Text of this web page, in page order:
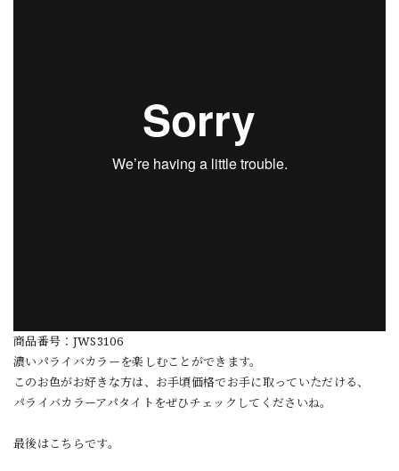
商品番号：JWS3106
濃いパライバカラーを楽しむことができます。
このお色がお好きな方は、お手頃価格でお手に取っていただける、
パライバカラーアパタイトをぜひチェックしてくださいね。
最後はこちらです。